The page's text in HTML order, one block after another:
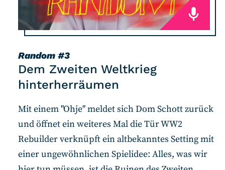
Random #3
Dem Zweiten Weltkrieg
hinterherräumen
Mit einem "Ohje" meldet sich Dom Schott zurück
und öffnet ein weiteres Mal die Tür WW2
Rebuilder verknüpft ein altbekanntes Setting mit
einer ungewöhnlichen Spielidee: Alles, was wir